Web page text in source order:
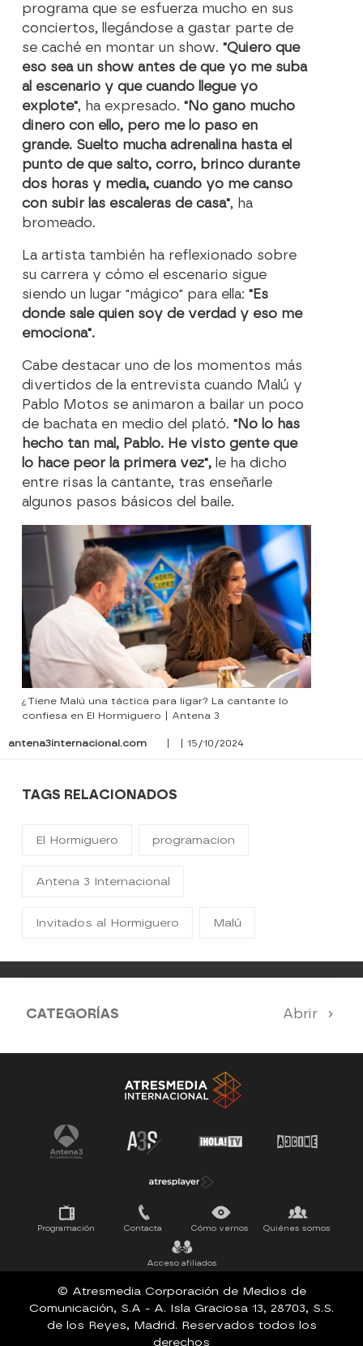
programa que se esfuerza mucho en sus
conciertos, llegándose a gastar parte de
se caché en montar un show."Quiero que
eso sea un show antes de que yo me suba
al escenario y que cuando llegue yo
explote", ha expresado. "No gano mucho
dinero con ello, pero me lo paso en
grande. Suelto mucha adrenalina hasta el
punto de que salto, corro, brinco durante
dos horas y media, cuando yo me canso
con subir las escaleras de casa", ha
bromeado.
La artista también ha reflexionado sobre
su carrera y cómo el escenario sigue
siendo un lugar "mágico" para ella: "Es
donde sale quien soy de verdad y eso me
emociona".
Cabe destacar uno de los momentos más
divertidos de la entrevista cuando Malú y
Pablo Motos se animaron a bailar un poco
de bachata en medio del plató. "No lo has
hecho tan mal, Pablo. He visto gente que
lo hace peor la primera vez", le ha dicho
entre risas la cantante, tras enseñarle
algunos pasos básicos del baile.
¿Tiene Malú una táctica para ligar? La cantante lo
confiesa en El Hormiguero | Antena 3
antena3internacional.com | | 15/10/2024
TAGS RELACIONADOS
El Hormiguero programacion
Antena 3 Internacional
Invitados al Hormiguero Malú
CATEGORÍAS Abrir
Antena 3 Noticias El Hormiguero
Tu cara me suena Pasapalabra
Programación Contacta Cómo vernos Quiénes somos
Acceso afiliados
© Atresmedia Corporación de Medios de
Comunicación, S.A - A. Isla Graciosa 13, 28703, S.S.
de los Reyes, Madrid. Reservados todos los
derechos